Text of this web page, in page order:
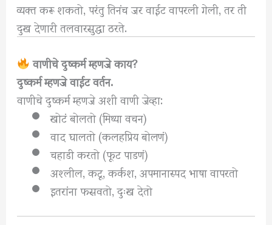
व्यक्त करू शकतो, परंतु तिनंच जर वाईट वापरली गेली, तर ती
दुख देणारी तलवारसुद्धा ठरते.
वाणीचे दुष्कर्म म्हणजे काय?
दुष्कर्म म्हणजे वाईट वर्तन.
वाणीचे दुष्कर्म म्हणजे अशी वाणी जेव्हा:
खोटं बोलतो (मिथ्या वचन)
वाद घालतो (कलहप्रिय बोलणं)
चहाडी करतो (फूट पाडणं)
अश्लील, कटू, कर्कश, अपमानास्पद भाषा वापरतो
इतरांना फसवतो, दुःख देतो